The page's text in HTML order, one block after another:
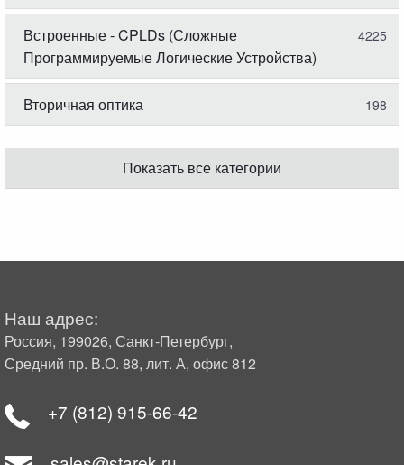
Встроенные - CPLDs (Сложные
Программируемые Логические Устройства)
4225
Вторичная оптика 198
Показать все категории
Наш адрес:
Россия, 199026, Санкт-Петербург,
Средний пр. В.О. 88, лит. А, офис 812
+7 (812) 915-66-42